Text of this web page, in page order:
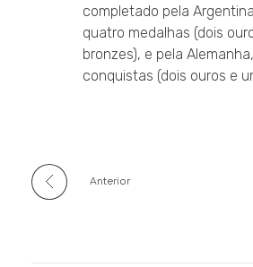
completado pela
quatro medalhas (dois
bronzes), e pela
conquistas (dois ouros e
Anterior